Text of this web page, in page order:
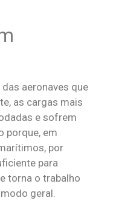
aeronaves que
as cargas mais
e sofrem
porque, em
por
para
torna o trabalho
geral.